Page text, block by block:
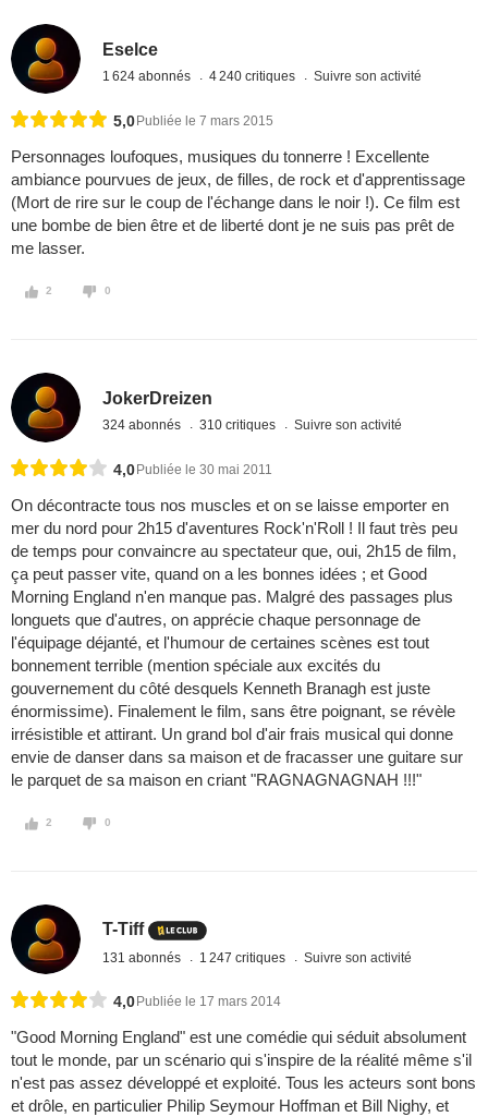
Eselce
1 624 abonnés 4 240 critiques Suivre son activité
5,0 Publiée le 7 mars 2015
Personnages loufoques, musiques du tonnerre ! Excellente
ambiance pourvues de jeux, de filles, de rock et d'apprentissage
(Mort de rire sur le coup de l'échange dans le noir !). Ce film est
une bombe de bien être et de liberté dont je ne suis pas prêt de
me lasser.
2 0
JokerDreizen
324 abonnés 310 critiques Suivre son activité
4,0 Publiée le 30 mai 2011
On décontracte tous nos muscles et on se laisse emporter en
mer du nord pour 2h15 d'aventures Rock'n'Roll ! Il faut très peu
de temps pour convaincre au spectateur que, oui, 2h15 de film,
ça peut passer vite, quand on a les bonnes idées ; et Good
Morning England n'en manque pas. Malgré des passages plus
longuets que d'autres, on apprécie chaque personnage de
l'équipage déjanté, et l'humour de certaines scènes est tout
bonnement terrible (mention spéciale aux excités du
gouvernement du côté desquels Kenneth Branagh est juste
énormissime). Finalement le film, sans être poignant, se révèle
irrésistible et attirant. Un grand bol d'air frais musical qui donne
envie de danser dans sa maison et de fracasser une guitare sur
le parquet de sa maison en criant "RAGNAGNAGNAH !!!"
2 0
T-Tiff
131 abonnés 1 247 critiques Suivre son activité
4,0 Publiée le 17 mars 2014
"Good Morning England" est une comédie qui séduit absolument
tout le monde, par un scénario qui s'inspire de la réalité même s'il
n'est pas assez développé et exploité. Tous les acteurs sont bons
et drôle, en particulier Philip Seymour Hoffman et Bill Nighy, et